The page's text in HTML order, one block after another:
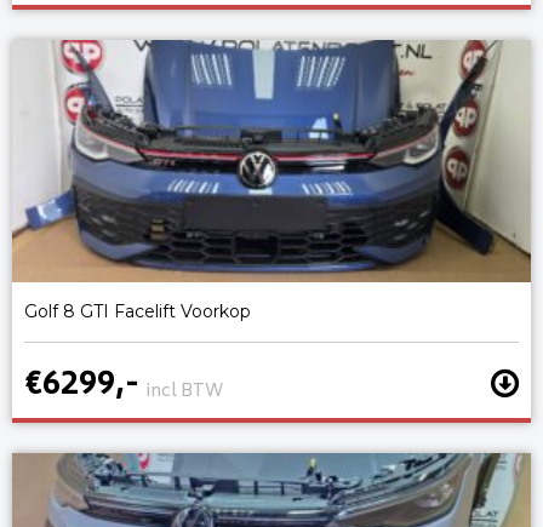
Golf 8 GTI Facelift Voorkop
€6299,- incl BTW